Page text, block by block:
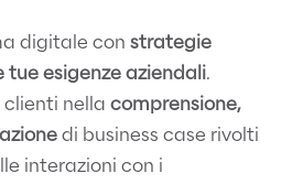
digitale con strategie
tue esigenze aziendali.
nella comprensione,
di business case rivolti
interazioni con i